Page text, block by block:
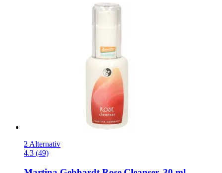
2 Alternativ
4.3 (49)